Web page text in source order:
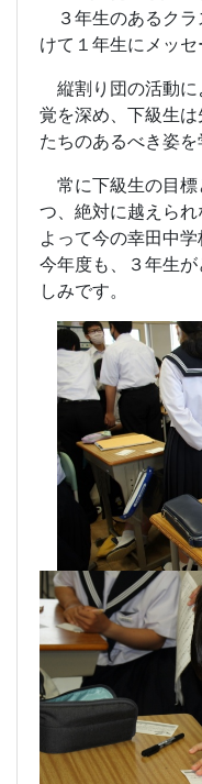
３年生のあるクラ
けて１年生にメッセ
縦割り団の活動に
覚を深め、下級生
たちのあるべき姿を
常に下級生の目標
つ、絶対に越えら
よって今の幸田中学
今年度も、３年生
しみです。